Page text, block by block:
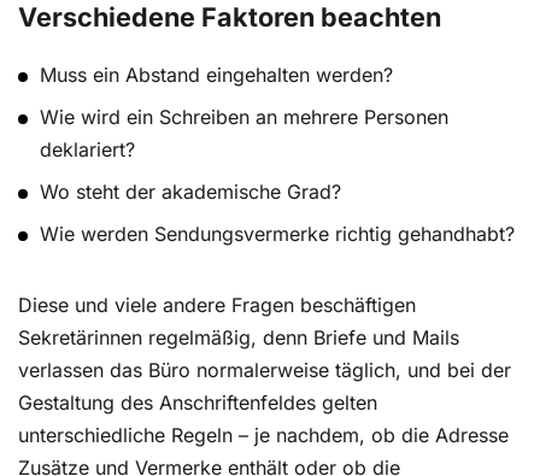
Verschiedene Faktoren beachten
Muss ein Abstand eingehalten werden?
Wie wird ein Schreiben an mehrere Personen
deklariert?
Wo steht der akademische Grad?
Wie werden Sendungsvermerke richtig gehandhabt?
Diese und viele andere Fragen beschäftigen
Sekretärinnen regelmäßig, denn Briefe und Mails
verlassen das Büro normalerweise täglich, und bei der
Gestaltung des Anschriftenfeldes gelten
unterschiedliche Regeln – je nachdem, ob die Adresse
Zusätze und Vermerke enthält oder ob die